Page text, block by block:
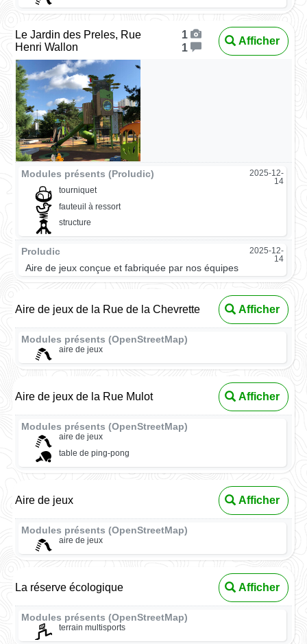
Le Jardin des Preles, Rue
Henri Wallon
1
1
Afficher
Modules présents (Proludic)
2025-12-
14
tourniquet
fauteuil à ressort
structure
Proludic
2025-12-
14
Aire de jeux conçue et fabriquée par nos équipes
Aire de jeux de la Rue de la Chevrette Afficher
Modules présents (OpenStreetMap)
aire de jeux
Aire de jeux de la Rue Mulot Afficher
Modules présents (OpenStreetMap)
aire de jeux
table de ping-pong
Aire de jeux Afficher
Modules présents (OpenStreetMap)
aire de jeux
La réserve écologique Afficher
Modules présents (OpenStreetMap)
terrain multisports